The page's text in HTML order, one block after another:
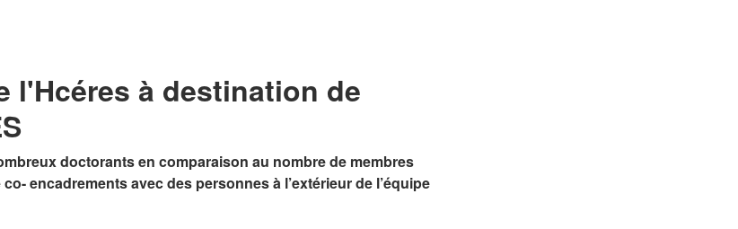
l'Hcéres à destination de
doctorants en comparaison au nombre de membres
encadrements avec des personnes à l’extérieur de l’équipe